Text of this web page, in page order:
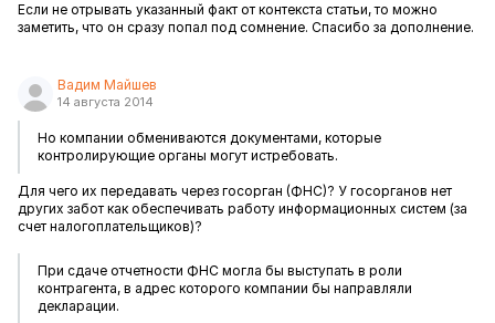
Если не отрывать указанный факт от контекста статьи, то можно
заметить, что он сразу попал под сомнение. Спасибо за дополнение.
Вадим Майшев
14 августа 2014
Но компании обмениваются документами, которые
контролирующие органы могут истребовать.
Для чего их передавать через госорган (ФНС)? У госорганов нет
других забот как обеспечивать работу информационных систем (за
счет налогоплательщиков)?
При сдаче отчетности ФНС могла бы выступать в роли
контрагента, в адрес которого компании бы направляли
декларации.